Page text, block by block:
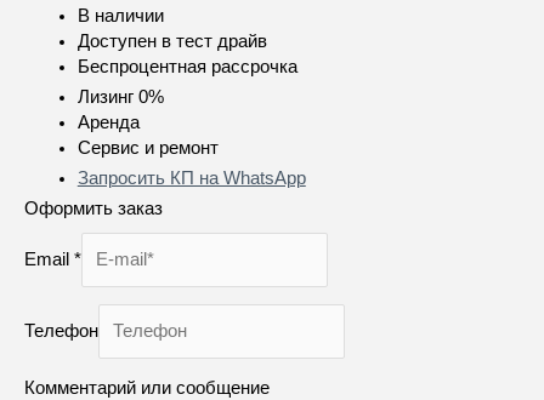
В наличии
Доступен в тест драйв
Беспроцентная рассрочка
Лизинг 0%
Аренда
Сервис и ремонт
Запросить КП на WhatsApp
Оформить заказ
Email *
Телефон
Комментарий или сообщение